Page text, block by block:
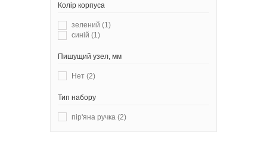
Колір корпуса
зелений (1)
синій (1)
Пишущий узел, мм
Нет (2)
Тип набору
пір'яна ручка (2)